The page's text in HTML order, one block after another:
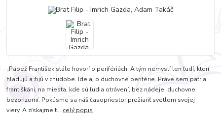
„Pápež František stále hovorí o perifériách. A tým nemyslí len ľudí, ktorí
hladujú a žijú v chudobe. Ide aj o duchovné periférie. Práve sem patria
františkáni, na miesta, kde sú ľudia otrávení, bez nádeje, duchovne
bezprizorní. Pokúsme sa náš časopriestor prežiariť svetlom svojej
viery. A získajme t... celý popis